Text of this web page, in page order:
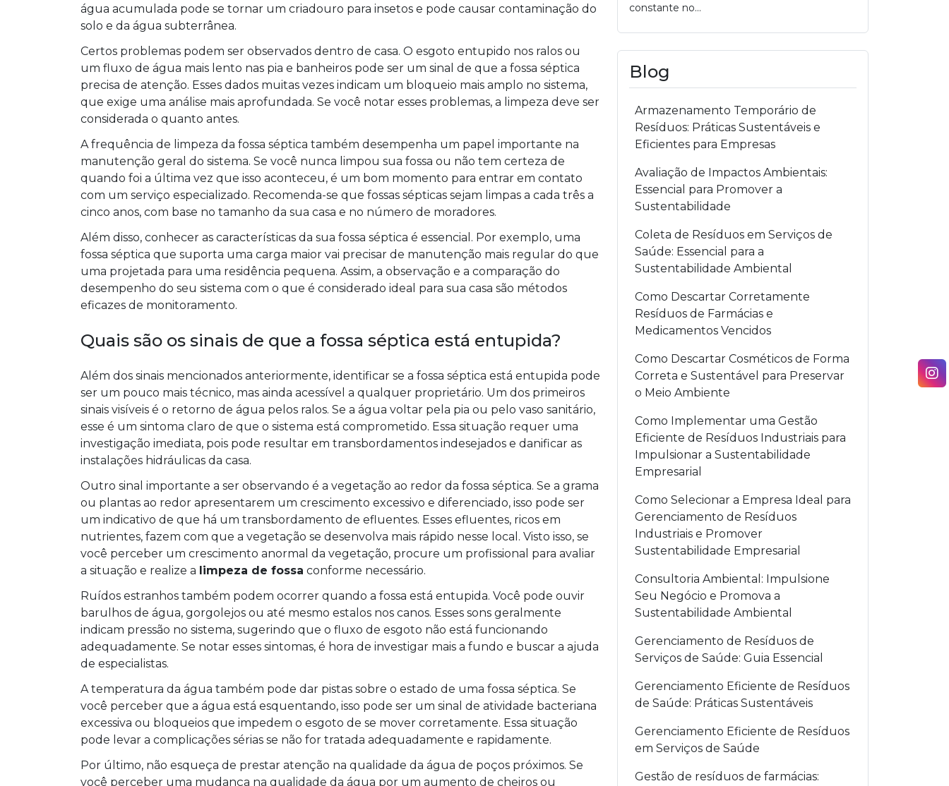
água acumulada pode se tornar um criadouro para insetos e pode causar contaminação do
solo e da água subterrânea.
Certos problemas podem ser observados dentro de casa. O esgoto entupido nos ralos ou
um fluxo de água mais lento nas pia e banheiros pode ser um sinal de que a fossa séptica
precisa de atenção. Esses dados muitas vezes indicam um bloqueio mais amplo no sistema,
que exige uma análise mais aprofundada. Se você notar esses problemas, a limpeza deve ser
considerada o quanto antes.
A frequência de limpeza da fossa séptica também desempenha um papel importante na
manutenção geral do sistema. Se você nunca limpou sua fossa ou não tem certeza de
quando foi a última vez que isso aconteceu, é um bom momento para entrar em contato
com um serviço especializado. Recomenda-se que fossas sépticas sejam limpas a cada três a
cinco anos, com base no tamanho da sua casa e no número de moradores.
Além disso, conhecer as características da sua fossa séptica é essencial. Por exemplo, uma
fossa séptica que suporta uma carga maior vai precisar de manutenção mais regular do que
uma projetada para uma residência pequena. Assim, a observação e a comparação do
desempenho do seu sistema com o que é considerado ideal para sua casa são métodos
eficazes de monitoramento.
Quais são os sinais de que a fossa séptica está entupida?
Além dos sinais mencionados anteriormente, identificar se a fossa séptica está entupida pode
ser um pouco mais técnico, mas ainda acessível a qualquer proprietário. Um dos primeiros
sinais visíveis é o retorno de água pelos ralos. Se a água voltar pela pia ou pelo vaso sanitário,
esse é um sintoma claro de que o sistema está comprometido. Essa situação requer uma
investigação imediata, pois pode resultar em transbordamentos indesejados e danificar as
instalações hidráulicas da casa.
Outro sinal importante a ser observando é a vegetação ao redor da fossa séptica. Se a grama
ou plantas ao redor apresentarem um crescimento excessivo e diferenciado, isso pode ser
um indicativo de que há um transbordamento de efluentes. Esses efluentes, ricos em
nutrientes, fazem com que a vegetação se desenvolva mais rápido nesse local. Visto isso, se
você perceber um crescimento anormal da vegetação, procure um profissional para avaliar
a situação e realize a limpeza de fossa conforme necessário.
Ruídos estranhos também podem ocorrer quando a fossa está entupida. Você pode ouvir
barulhos de água, gorgolejos ou até mesmo estalos nos canos. Esses sons geralmente
indicam pressão no sistema, sugerindo que o fluxo de esgoto não está funcionando
adequadamente. Se notar esses sintomas, é hora de investigar mais a fundo e buscar a ajuda
de especialistas.
A temperatura da água também pode dar pistas sobre o estado de uma fossa séptica. Se
você perceber que a água está esquentando, isso pode ser um sinal de atividade bacteriana
excessiva ou bloqueios que impedem o esgoto de se mover corretamente. Essa situação
pode levar a complicações sérias se não for tratada adequadamente e rapidamente.
Por último, não esqueça de prestar atenção na qualidade da água de poços próximos. Se
você perceber uma mudança na qualidade da água por um aumento de cheiros ou
constante no...
Blog
Armazenamento Temporário de
Resíduos: Práticas Sustentáveis e
Eficientes para Empresas
Avaliação de Impactos Ambientais:
Essencial para Promover a
Sustentabilidade
Coleta de Resíduos em Serviços de
Saúde: Essencial para a
Sustentabilidade Ambiental
Como Descartar Corretamente
Resíduos de Farmácias e
Medicamentos Vencidos
Como Descartar Cosméticos de Forma
Correta e Sustentável para Preservar
o Meio Ambiente
Como Implementar uma Gestão
Eficiente de Resíduos Industriais para
Impulsionar a Sustentabilidade
Empresarial
Como Selecionar a Empresa Ideal para
Gerenciamento de Resíduos
Industriais e Promover
Sustentabilidade Empresarial
Consultoria Ambiental: Impulsione
Seu Negócio e Promova a
Sustentabilidade Ambiental
Gerenciamento de Resíduos de
Serviços de Saúde: Guia Essencial
Gerenciamento Eficiente de Resíduos
de Saúde: Práticas Sustentáveis
Gerenciamento Eficiente de Resíduos
em Serviços de Saúde
Gestão de resíduos de farmácias: